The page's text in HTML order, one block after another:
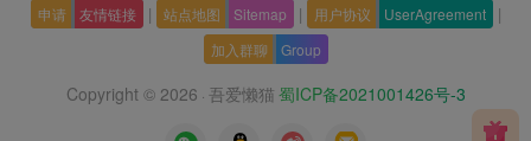
申请 友情链接 | 站点地图 Sitemap | 用户协议 UserAgreement |
加入群聊 Group
Copyright © 2026 · 吾爱懒猫 蜀ICP备2021001426号-3